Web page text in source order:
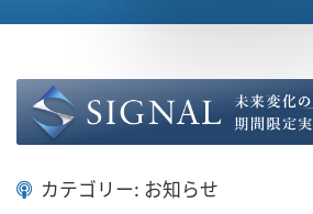
カテゴリー: お知らせ